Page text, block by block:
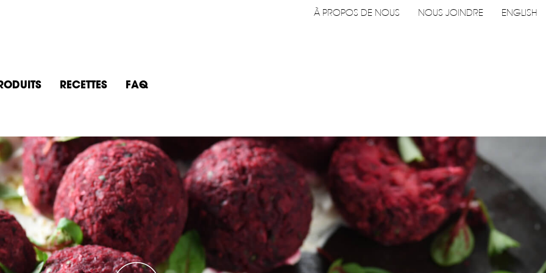
Navigation
utilitaire
À PROPOS DE NOUS NOUS JOINDRE ENGLISH
RECETTES FAQ